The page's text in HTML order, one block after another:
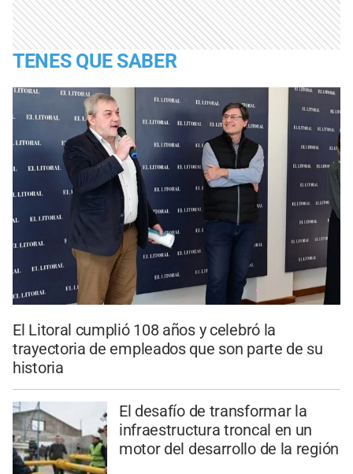
TENES QUE SABER
El Litoral cumplió 108 años y celebró la
trayectoria de empleados que son parte de su
historia
El desafío de transformar la
infraestructura troncal en un
motor del desarrollo de la región